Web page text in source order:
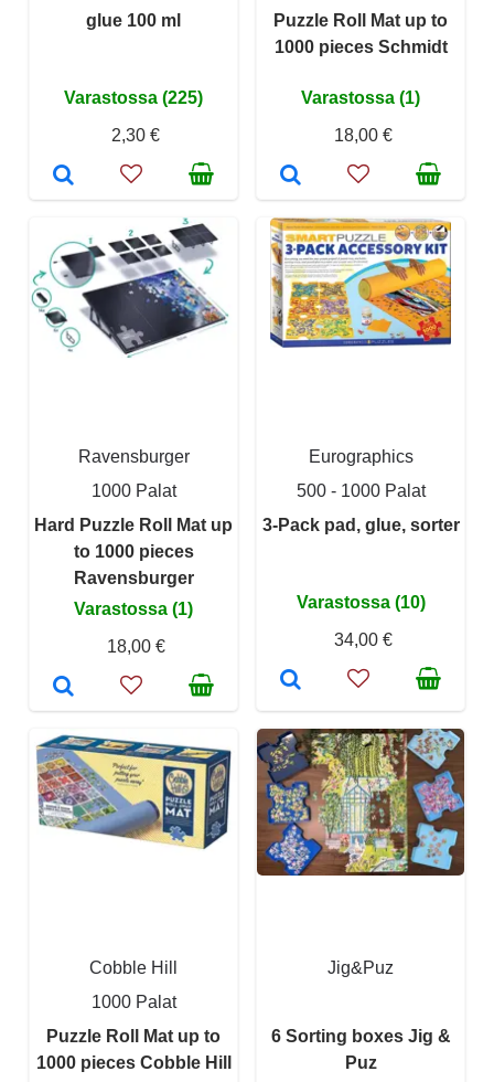
glue 100 ml
Varastossa (225)
2,30 €
Puzzle Roll Mat up to
1000 pieces Schmidt
Varastossa (1)
18,00 €
Ravensburger
1000 Palat
Hard Puzzle Roll Mat up
to 1000 pieces
Ravensburger
Varastossa (1)
18,00 €
Eurographics
500 - 1000 Palat
3-Pack pad, glue, sorter
Varastossa (10)
34,00 €
Cobble Hill
1000 Palat
Puzzle Roll Mat up to
1000 pieces Cobble Hill
Jig&Puz
6 Sorting boxes Jig &
Puz